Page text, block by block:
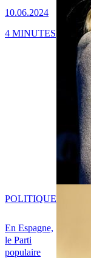
10.06.2024
4 MINUTES
En Espagne,
le Parti
populaire
POLITIQUE